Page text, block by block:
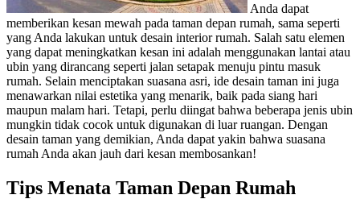
Anda dapat
memberikan kesan mewah pada taman depan rumah, sama seperti
yang Anda lakukan untuk desain interior rumah. Salah satu elemen
yang dapat meningkatkan kesan ini adalah menggunakan lantai atau
ubin yang dirancang seperti jalan setapak menuju pintu masuk
rumah. Selain menciptakan suasana asri, ide desain taman ini juga
menawarkan nilai estetika yang menarik, baik pada siang hari
maupun malam hari. Tetapi, perlu diingat bahwa beberapa jenis ubin
mungkin tidak cocok untuk digunakan di luar ruangan. Dengan
desain taman yang demikian, Anda dapat yakin bahwa suasana
rumah Anda akan jauh dari kesan membosankan!
Tips Menata Taman Depan Rumah